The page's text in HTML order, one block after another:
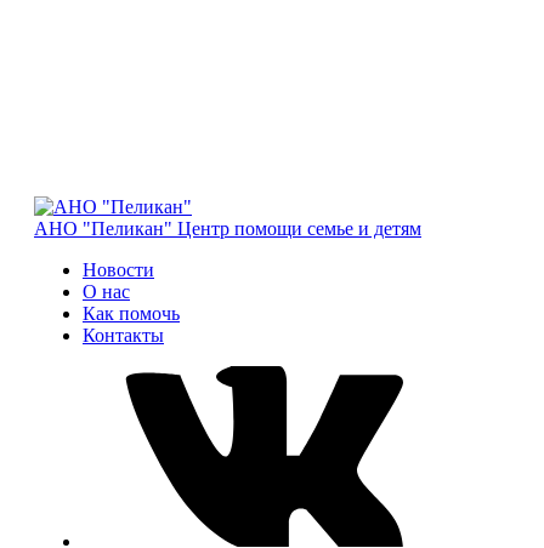
АНО "Пеликан" Центр помощи семье и детям
Новости
О нас
Как помочь
Контакты